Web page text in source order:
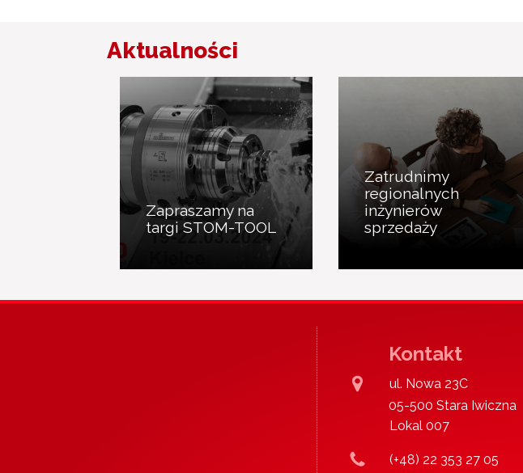
Aktualności
Zapraszamy na
targi STOM-TOOL
Zatrudnimy
regionalnych
inżynierów
sprzedaży
Kontakt
ul. Nowa 23C
05-500 Stara Iwiczna
Lokal 007
(+48) 22 353 27 05